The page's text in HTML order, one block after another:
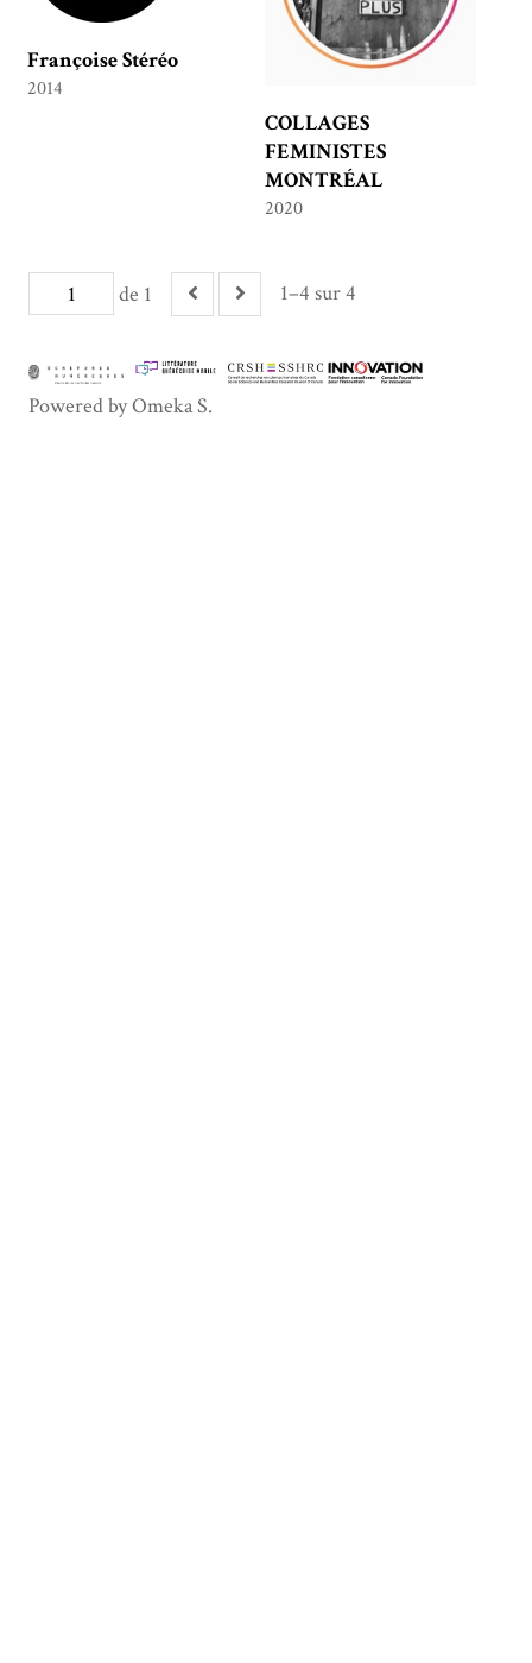
Françoise Stéréo
2014
COLLAGES
FEMINISTES
MONTRÉAL
2020
de 1 1–4 sur 4
Powered by Omeka S.